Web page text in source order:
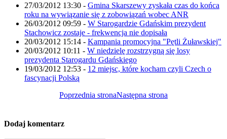
27/03/2012 13:30 - Gmina Skarszewy zyskała czas do końca
roku na wywiązanie się z zobowiązań wobec ANR
26/03/2012 09:59 - W Starogardzie Gdańskim prezydent
Stachowicz zostaje - frekwencja nie dopisała
20/03/2012 15:14 - Kampania promocyjna "Pętli Żuławskiej"
20/03/2012 10:11 - W niedzielę rozstrzygną się losy
prezydenta Starogardu Gdańskiego
19/03/2012 12:53 - 12 miejsc, które kocham czyli Czech o
fascynacji Polską
Poprzednia stronaNastępna strona
Dodaj komentarz